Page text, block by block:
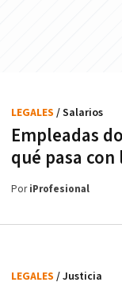
Empleadas
qué pasa
LEGALES / Salarios
PoriProfesional
LEGALES / Justicia